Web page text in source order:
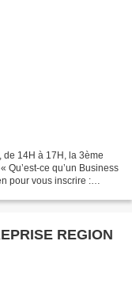
14H à 17H, la 3ème
Qu’est-ce qu’un Business
pour vous inscrire :
REGION